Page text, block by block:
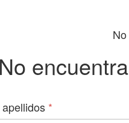
*